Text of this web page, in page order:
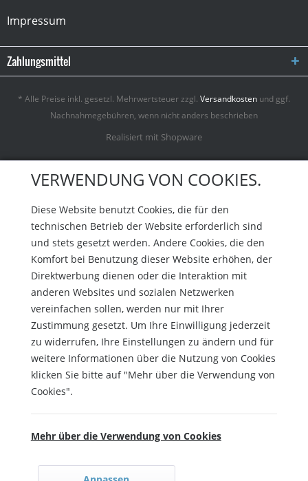
Impressum
Zahlungsmittel
* Alle Preise inkl. gesetzl. Mehrwertsteuer zzgl. Versandkosten und ggf.
Nachnahmegebühren, wenn nicht anders beschrieben
Realisiert mit Shopware
VERWENDUNG VON COOKIES.
Diese Website benutzt Cookies, die für den
technischen Betrieb der Website erforderlich sind
und stets gesetzt werden. Andere Cookies, die den
Komfort bei Benutzung dieser Website erhöhen, der
Direktwerbung dienen oder die Interaktion mit
anderen Websites und sozialen Netzwerken
vereinfachen sollen, werden nur mit Ihrer
Zustimmung gesetzt. Um Ihre Einwilligung jederzeit
zu widerrufen, Ihre Einstellungen zu ändern und für
weitere Informationen über die Nutzung von Cookies
klicken Sie bitte auf "Mehr über die Verwendung von
Cookies".
Mehr über die Verwendung von Cookies